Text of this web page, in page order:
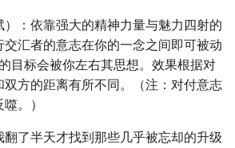
：依靠强大的精神力量与魅力四射的
汇者的意志在你的一念之间即可被动
目标会被你左右其思想。效果根据对
方的距离有所不同。（注：对付意志
。）
了半天才找到那些几乎被忘却的升级